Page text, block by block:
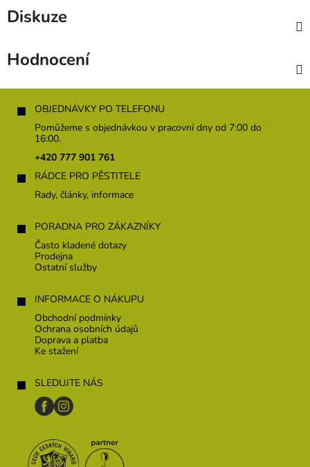
Diskuze
Hodnocení
OBJEDNÁVKY PO TELEFONU
Pomůžeme s objednávkou v pracovní dny od 7:00 do
16:00.
+420 777 901 761
RÁDCE PRO PĚSTITELE
Rady, články, informace
PORADNA PRO ZÁKAZNÍKY
Často kladené dotazy
Prodejna
Ostatní služby
INFORMACE O NÁKUPU
Obchodní podmínky
Ochrana osobních údajů
Doprava a platba
Ke stažení
SLEDUJTE NÁS